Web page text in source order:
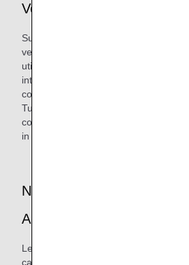
Voli accettati per la
Sul sito Web di ANA, è possibile
vettore ANA Group (inclusi i voli
utilizzati per la coincidenza o
internazionale), i voli in code-sharing
compagnie aeree.
Tuttavia, gli ultimi due devono essere
combinazione con un volo del vettore
in code-sharing da o verso il
Nuove prenotazioni e altro
ANA
Le nuove prenotazioni e gli acquisti,
cancellazioni di tali prenotazioni sono